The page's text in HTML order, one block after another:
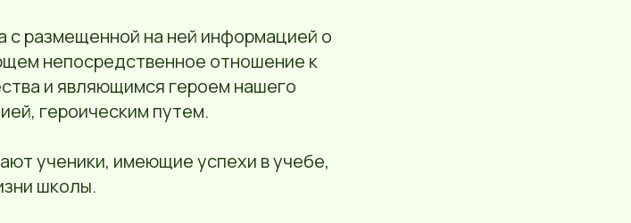
с размещенной на ней информацией о
непосредственное отношение к
и являющимся героем нашего
героическим путем.
ученики, имеющие успехи в учебе,
школы.